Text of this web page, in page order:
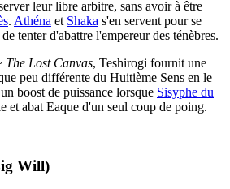
leur libre arbitre, sans avoir à être
. Athéna et Shaka s'en servent pour se
tenter d'abattre l'empereur des ténèbres.
The Lost Canvas, Teshirogi fournit une
peu différente du Huitième Sens en le
boost de puissance lorsque Sisyphe du
et abat Eaque d'un seul coup de poing.
Will)